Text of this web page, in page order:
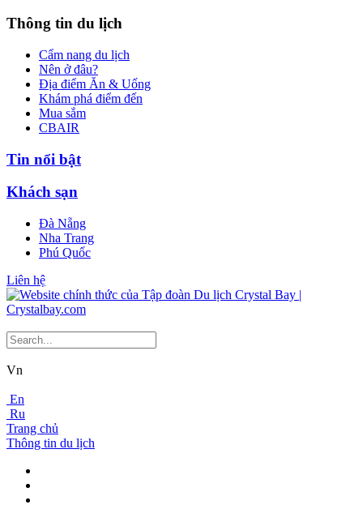
Thông tin du lịch
Cẩm nang du lịch
Nên ở đâu?
Địa điểm Ăn & Uống
Khám phá điểm đến
Mua sắm
CBAIR
Tin nổi bật
Khách sạn
Đà Nẵng
Nha Trang
Phú Quốc
Liên hệ
Vn
En
Ru
Trang chủ
Thông tin du lịch